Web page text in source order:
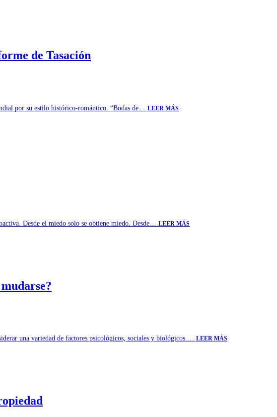
de Tasación
por su estilo histórico-romántico. “Bodas de… LEER MÁS
Desde el miedo solo se obtiene miedo. Desde… LEER MÁS
una variedad de factores psicológicos, sociales y biológicos.… LEER MÁS